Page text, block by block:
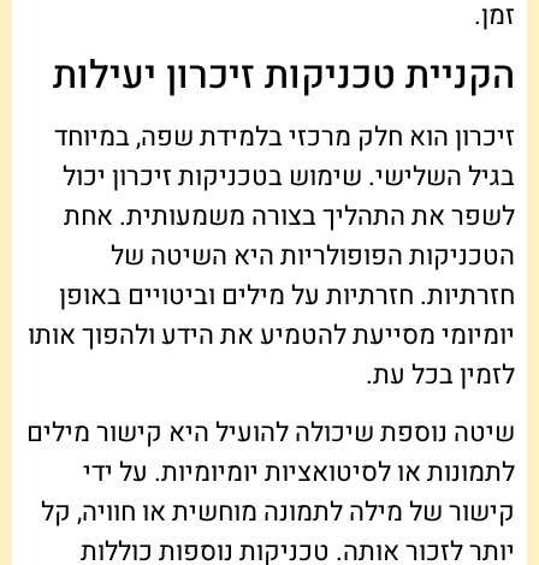
זמן.
הקניית טכניקות זיכרון יעילות
זיכרון הוא חלק מרכזי בלמידת שפה, במיוחד
בגיל השלישי. שימוש בטכניקות זיכרון יכול
לשפר את התהליך בצורה משמעותית. אחת
הטכניקות הפופולריות היא השיטה של
חזרתיות. חזרתיות על מילים וביטויים באופן
יומיומי מסייעת להטמיע את הידע ולהפוך אותו
לזמין בכל עת.
שיטה נוספת שיכולה להועיל היא קישור מילים
לתמונות או לסיטואציות יומיומיות. על ידי
קישור של מילה לתמונה מוחשית או חוויה, קל
יותר לזכור אותה. טכניקות נוספות כוללות